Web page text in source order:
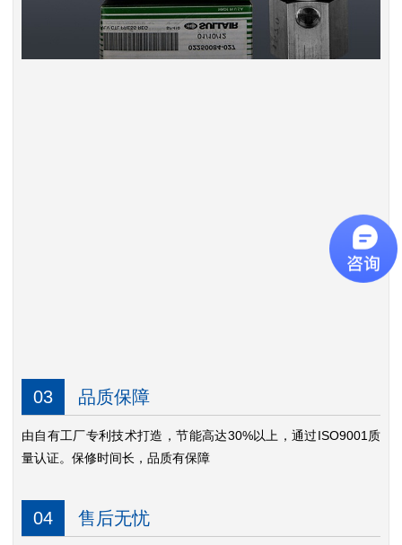
03 品质保障
由自有工厂专利技术打造，节能高达30%以上，通过ISO9001质
量认证。保修时间长，品质有保障
04 售后无忧